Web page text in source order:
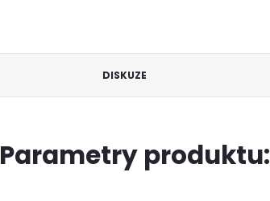
DISKUZE
Parametry produktu: